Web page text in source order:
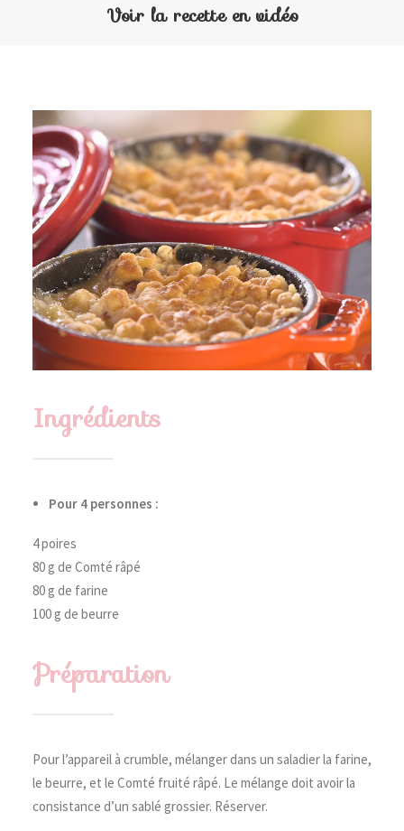
Voir la recette en vidéo
Ingrédients
Pour 4 personnes :
4 poires
80 g de Comté râpé
80 g de farine
100 g de beurre
Préparation
Pour l’appareil à crumble, mélanger dans un saladier la farine,
le beurre, et le Comté fruité râpé. Le mélange doit avoir la
consistance d’un sablé grossier. Réserver.